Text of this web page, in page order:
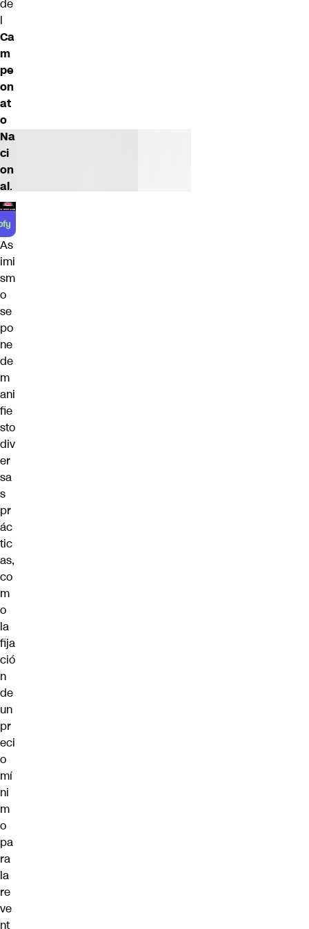
de
l
Ca
m
pe
on
at
o
Na
ci
on
al.
As
imi
sm
o
se
po
ne
de
m
ani
fie
sto
div
er
sa
s
pr
ác
tic
as,
co
m
o
la
fija
ció
n
de
un
pr
eci
o
mí
ni
m
o
pa
ra
la
re
ve
nt